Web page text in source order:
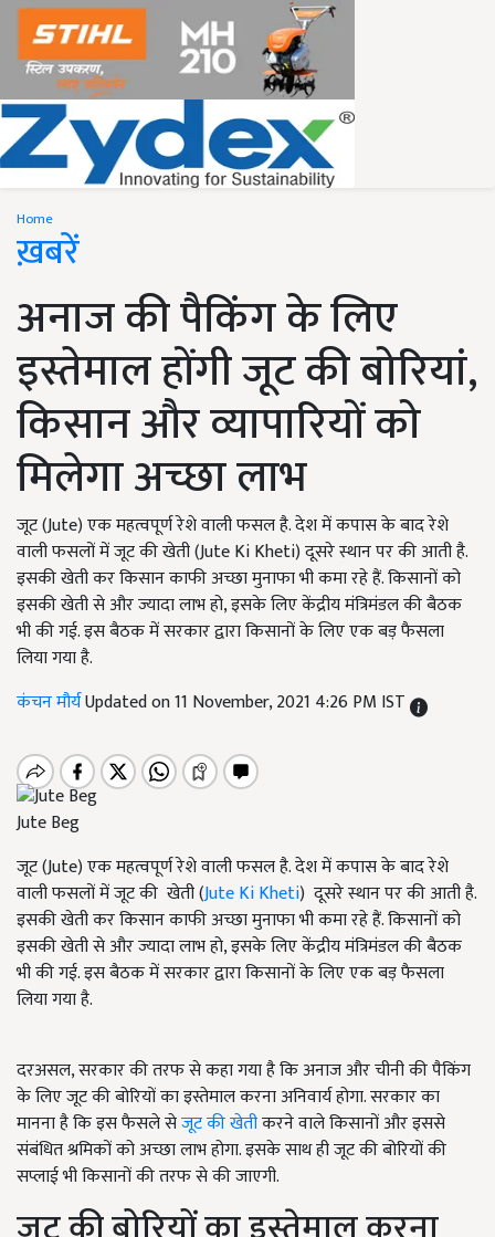
Home
ख़बरें
अनाज की पैकिंग के लिए
इस्तेमाल होंगी जूट की बोरियां,
किसान और व्यापारियों को
मिलेगा अच्छा लाभ
जूट (Jute) एक महत्वपूर्ण रेशे वाली फसल है. देश में कपास के बाद रेशे
वाली फसलों में जूट की खेती (Jute Ki Kheti) दूसरे स्थान पर की आती है.
इसकी खेती कर किसान काफी अच्छा मुनाफा भी कमा रहे हैं. किसानों को
इसकी खेती से और ज्यादा लाभ हो, इसके लिए केंद्रीय मंत्रिमंडल की बैठक
भी की गई. इस बैठक में सरकार द्वारा किसानों के लिए एक बड़ फैसला
लिया गया है.
कंचन मौर्यUpdated on 11 November, 2021 4:26 PM IST
Jute Beg
जूट (Jute) एक महत्वपूर्ण रेशे वाली फसल है. देश में कपास के बाद रेशे
वाली फसलों में जूट की खेती (Jute Ki Kheti) दूसरे स्थान पर की आती है.
इसकी खेती कर किसान काफी अच्छा मुनाफा भी कमा रहे हैं. किसानों को
इसकी खेती से और ज्यादा लाभ हो, इसके लिए केंद्रीय मंत्रिमंडल की बैठक
भी की गई. इस बैठक में सरकार द्वारा किसानों के लिए एक बड़ फैसला
लिया गया है.
दरअसल, सरकार की तरफ से कहा गया है कि अनाज और चीनी की पैकिंग
के लिए जूट की बोरियों का इस्तेमाल करना अनिवार्य होगा. सरकार का
मानना है कि इस फैसले सेजूट की खेतीकरने वाले किसानों और इससे
संबंधित श्रमिकों को अच्छा लाभ होगा. इसके साथ ही जूट की बोरियों की
सप्लाई भी किसानों की तरफ से की जाएगी.